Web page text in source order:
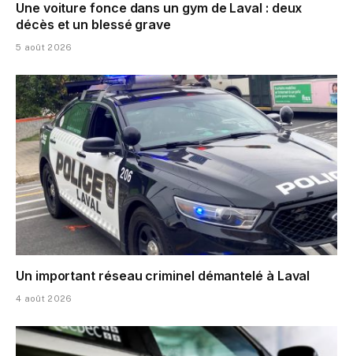
Une voiture fonce dans un gym de Laval : deux
décès et un blessé grave
5 août 2026
Un important réseau criminel démantelé à Laval
4 août 2026